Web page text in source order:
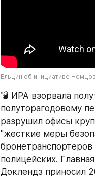
Ельцин об инициативе
💣 ИРА взорвала
полуторагодовому
разрушил офисы
"жесткие меры
полицейских.
Доклендз приносил